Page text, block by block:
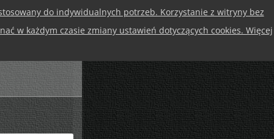
FASCYNACJE –
MAGIA, TEATR…
– POTĘGA WYOBRAŹNI
KONTAKT
do indywidualnych potrzeb. Korzystanie z witryny bez
w każdym czasie zmiany ustawień dotyczących cookies. Więcej